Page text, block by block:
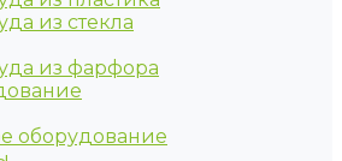
из стекла
из фарфора
оборудование